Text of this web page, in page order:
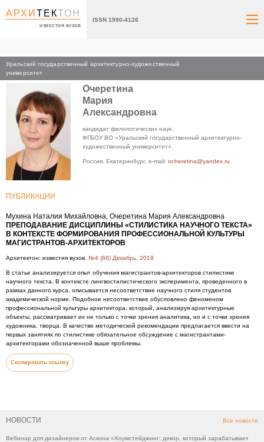
АРХИТЕКТОН
ИЗВЕСТИЯ ВУЗОВ
ISSN 1990-4126
Уральский государственный архитектурно-художественный
университет
НОВОСТИ Все новости
Вебинар для дизайнеров от Аскона «Хоумстейджинг: декор, который зарабатывает
Главная
Очеретина
Мария
Александровна
кандидат филологических наук.
ФГБОУ ВО «Уральский государственный архитектурно-
художественный университет».
Россия, Екатеринбург, e-mail: ocheretina@yandex.ru
ПУБЛИКАЦИИ
Мухина Наталия Михайловна, Очеретина Мария Александровна
ПРЕПОДАВАНИЕ ДИСЦИПЛИНЫ «СТИЛИСТИКА НАУЧНОГО ТЕКСТА»
В КОНТЕКСТЕ ФОРМИРОВАНИЯ ПРОФЕССИОНАЛЬНОЙ КУЛЬТУРЫ
МАГИСТРАНТОВ-АРХИТЕКТОРОВ
Архитектон: известия вузов. №4 (68) Декабрь, 2019
В статье анализируется опыт обучения магистрантов-архитекторов стилистике
научного текста. В контексте лингвостилистического эксперимента, проведенного в
рамках данного курса, описывается несоответствие научного стиля студентов
академической норме. Подобное несоответствие обусловлено феноменом
профессиональной культуры архитектора, который, анализируя архитектурные
объекты, рассматривает их не только с точки зрения аналитика, но и с точки зрения
художника, творца. В качестве методической рекомендации предлагается ввести на
первых занятиях по стилистике обязательное обсуждение с магистрантами-
архитекторами обозначенной выше проблемы.
Скопировать ссылку